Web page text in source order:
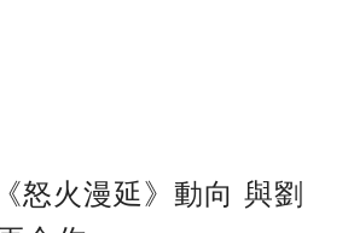
怒火漫延》動向 與劉